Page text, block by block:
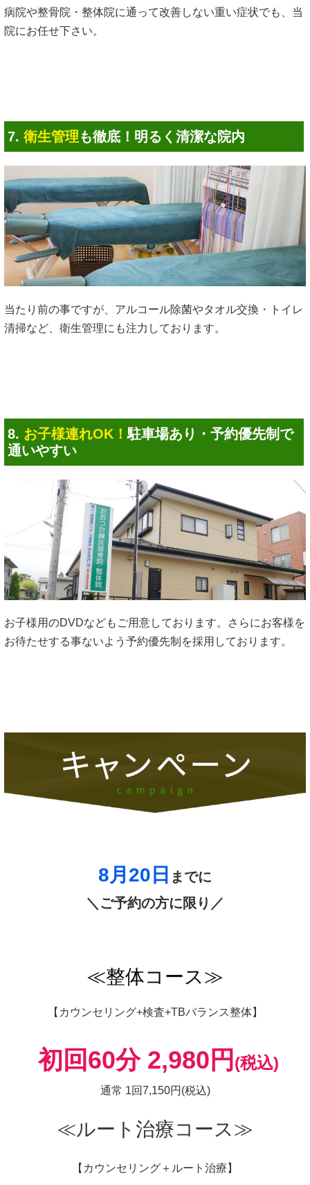
病院や整骨院・整体院に通って改善しない重い症状でも、当
院にお任せ下さい。
7. 衛生管理も徹底！明るく清潔な院内
当たり前の事ですが、アルコール除菌やタオル交換・トイレ
清掃など、衛生管理にも注力しております。
8. お子様連れOK！駐車場あり・予約優先制で
通いやすい
お子様用のDVDなどもご用意しております。さらにお客様を
お待たせする事ないよう予約優先制を採用しております。
8月20 日 までに
＼ご予約の方に限り／
≪整体コース≫
【 カウンセリング+検査+TBバランス整体】
初回60分 2,980円 (税込)
通常 1回7,150円(税込)
≪ルート治療コース≫
【カウンセリング＋ルート治療】